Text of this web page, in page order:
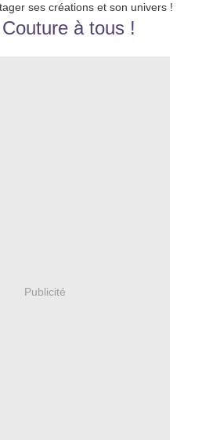
ses créations et son univers !
à tous !
Publicité